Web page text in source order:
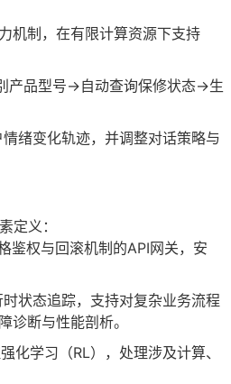
机制，在有限计算资源下支持
产品型号→自动查询保修状态→生
绪变化轨迹，并调整对话策略与
定义：
鉴权与回滚机制的API网关，安
状态追踪，支持对复杂业务流程
诊断与性能剖析。
化学习（RL），处理涉及计算、